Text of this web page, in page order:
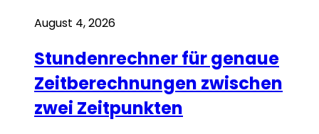
August 4, 2026
Stundenrechner für genaue
Zeitberechnungen zwischen
zwei Zeitpunkten